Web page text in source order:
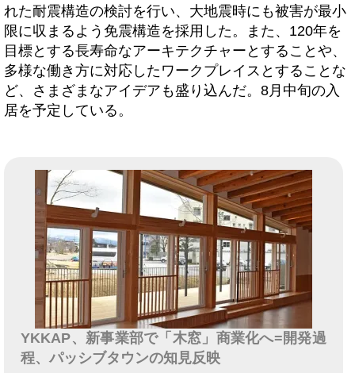
れた耐震構造の検討を行い、大地震時にも被害が最小
限に収まるよう免震構造を採用した。また、120年を
目標とする長寿命なアーキテクチャーとすることや、
多様な働き方に対応したワークプレイスとすることな
ど、さまざまなアイデアも盛り込んだ。8月中旬の入
居を予定している。
YKKAP、新事業部で「木窓」商業化へ=開発過
程、パッシブタウンの知見反映